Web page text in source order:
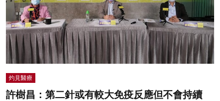
灼見醫療
許樹昌：第二針或有較大免疫反應但不會持續